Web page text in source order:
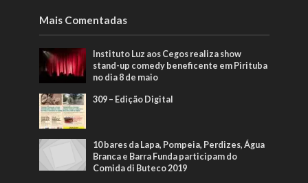
Mais Comentadas
Instituto Luz aos Cegos realiza show
stand-up comedy beneficente em Pirituba
no dia 8 de maio
309 – Edição Digital
10 bares da Lapa, Pompeia, Perdizes, Água
Branca e Barra Funda participam do
Comida di Buteco 2019